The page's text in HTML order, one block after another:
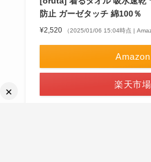
×
防止 ガーゼタッチ 綿100％
¥2,520 （2025/01/06 15:04時点 |
Amazon
楽天市場